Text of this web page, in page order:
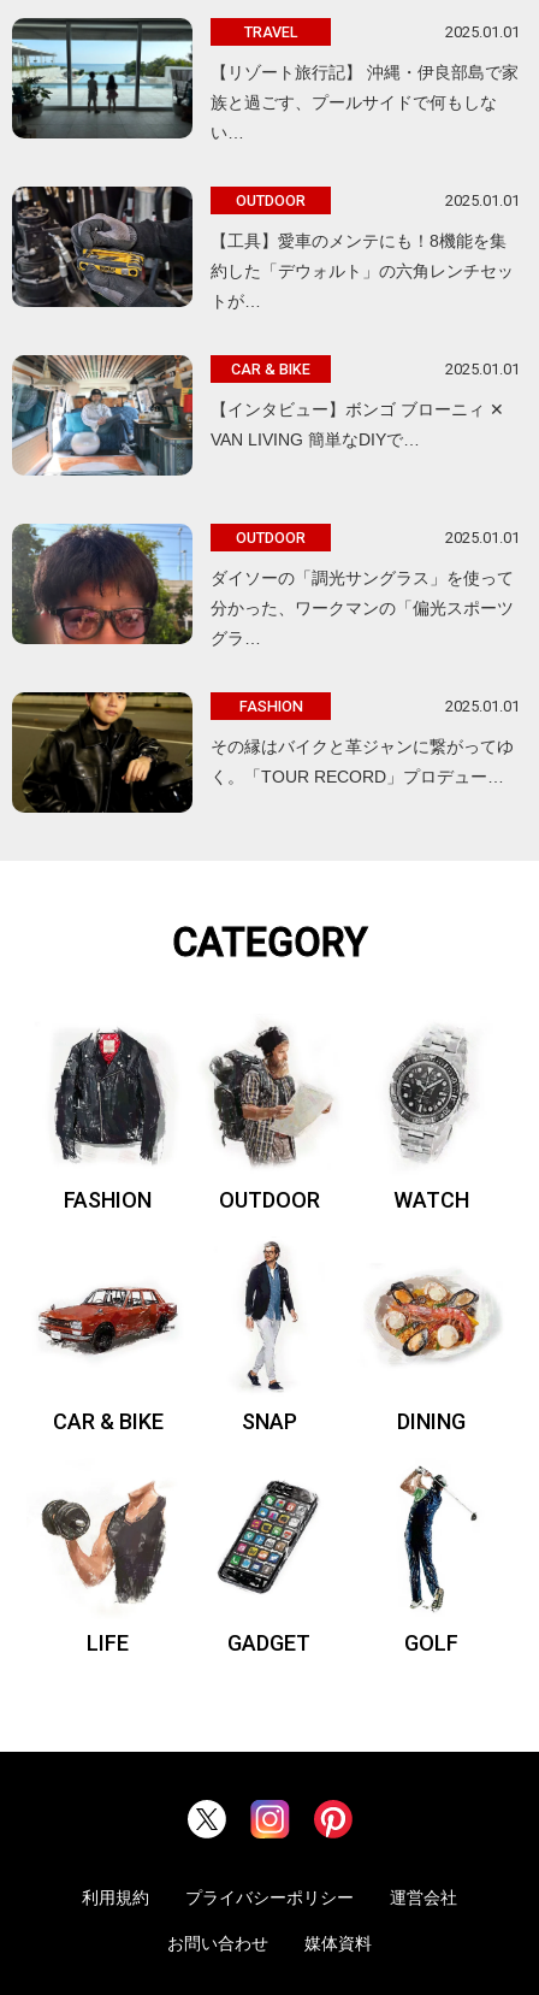
TRAVEL 2025.01.01
【リゾート旅行記】 沖縄・伊良部島で家
族と過ごす、プールサイドで何もしな
い…
OUTDOOR 2025.01.01
【工具】愛車のメンテにも！8機能を集
約した「デウォルト」の六角レンチセッ
トが…
CAR & BIKE 2025.01.01
【インタビュー】ボンゴ ブローニィ ✕
VAN LIVING 簡単なDIYで…
OUTDOOR 2025.01.01
ダイソーの「調光サングラス」を使って
分かった、ワークマンの「偏光スポーツ
グラ…
FASHION 2025.01.01
その縁はバイクと革ジャンに繋がってゆ
く。「TOUR RECORD」プロデュー…
CATEGORY
FASHION OUTDOOR WATCH
CAR & BIKE SNAP DINING
LIFE GADGET GOLF
利用規約 プライバシーポリシー 運営会社
お問い合わせ 媒体資料